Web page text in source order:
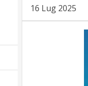
16 Lug 2025